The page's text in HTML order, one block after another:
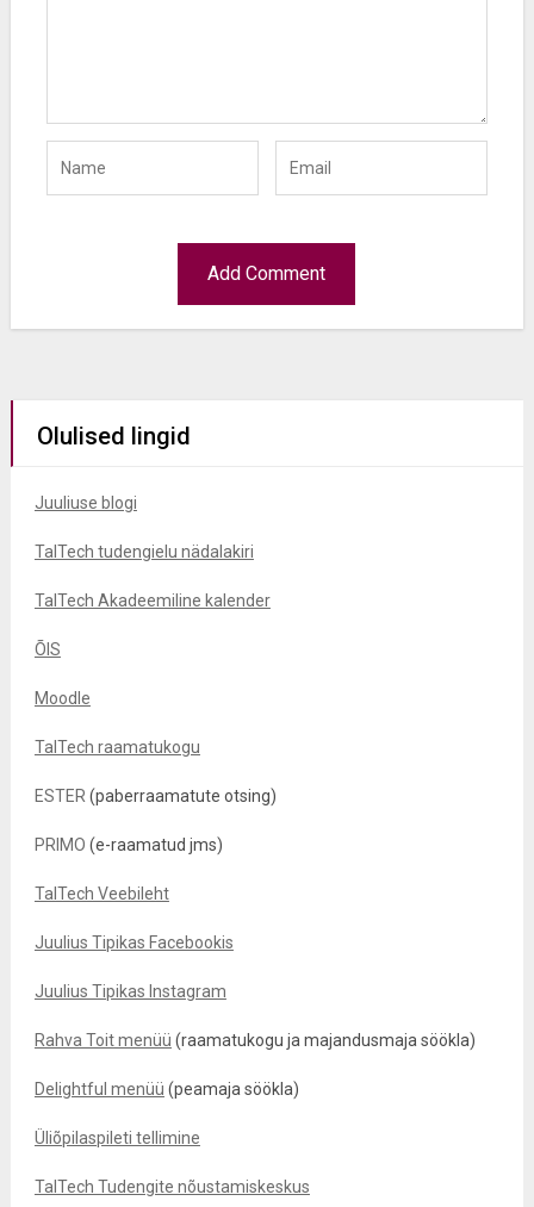
Olulised lingid
Juuliuse blogi
TalTech tudengielu nädalakiri
TalTech Akadeemiline kalender
ÕIS
Moodle
TalTech raamatukogu
ESTER (paberraamatute otsing)
PRIMO (e-raamatud jms)
TalTech Veebileht
Juulius Tipikas Facebookis
Juulius Tipikas Instagram
Rahva Toit menüü (raamatukogu ja majandusmaja söökla)
Delightful menüü (peamaja söökla)
Üliõpilaspileti tellimine
TalTech Tudengite nõustamiskeskus